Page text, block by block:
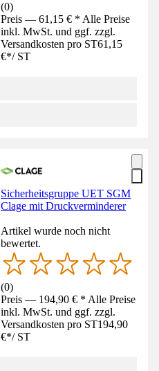
(0)
Preis — 61,15 € * Alle Preise
inkl. MwSt. und ggf. zzgl.
Versandkosten pro ST61,15
€*/ ST
Sicherheitsgruppe UET SGM
Clage mit Druckverminderer
Artikel wurde noch nicht
bewertet.
(0)
Preis — 194,90 € * Alle Preise
inkl. MwSt. und ggf. zzgl.
Versandkosten pro ST194,90
€*/ ST